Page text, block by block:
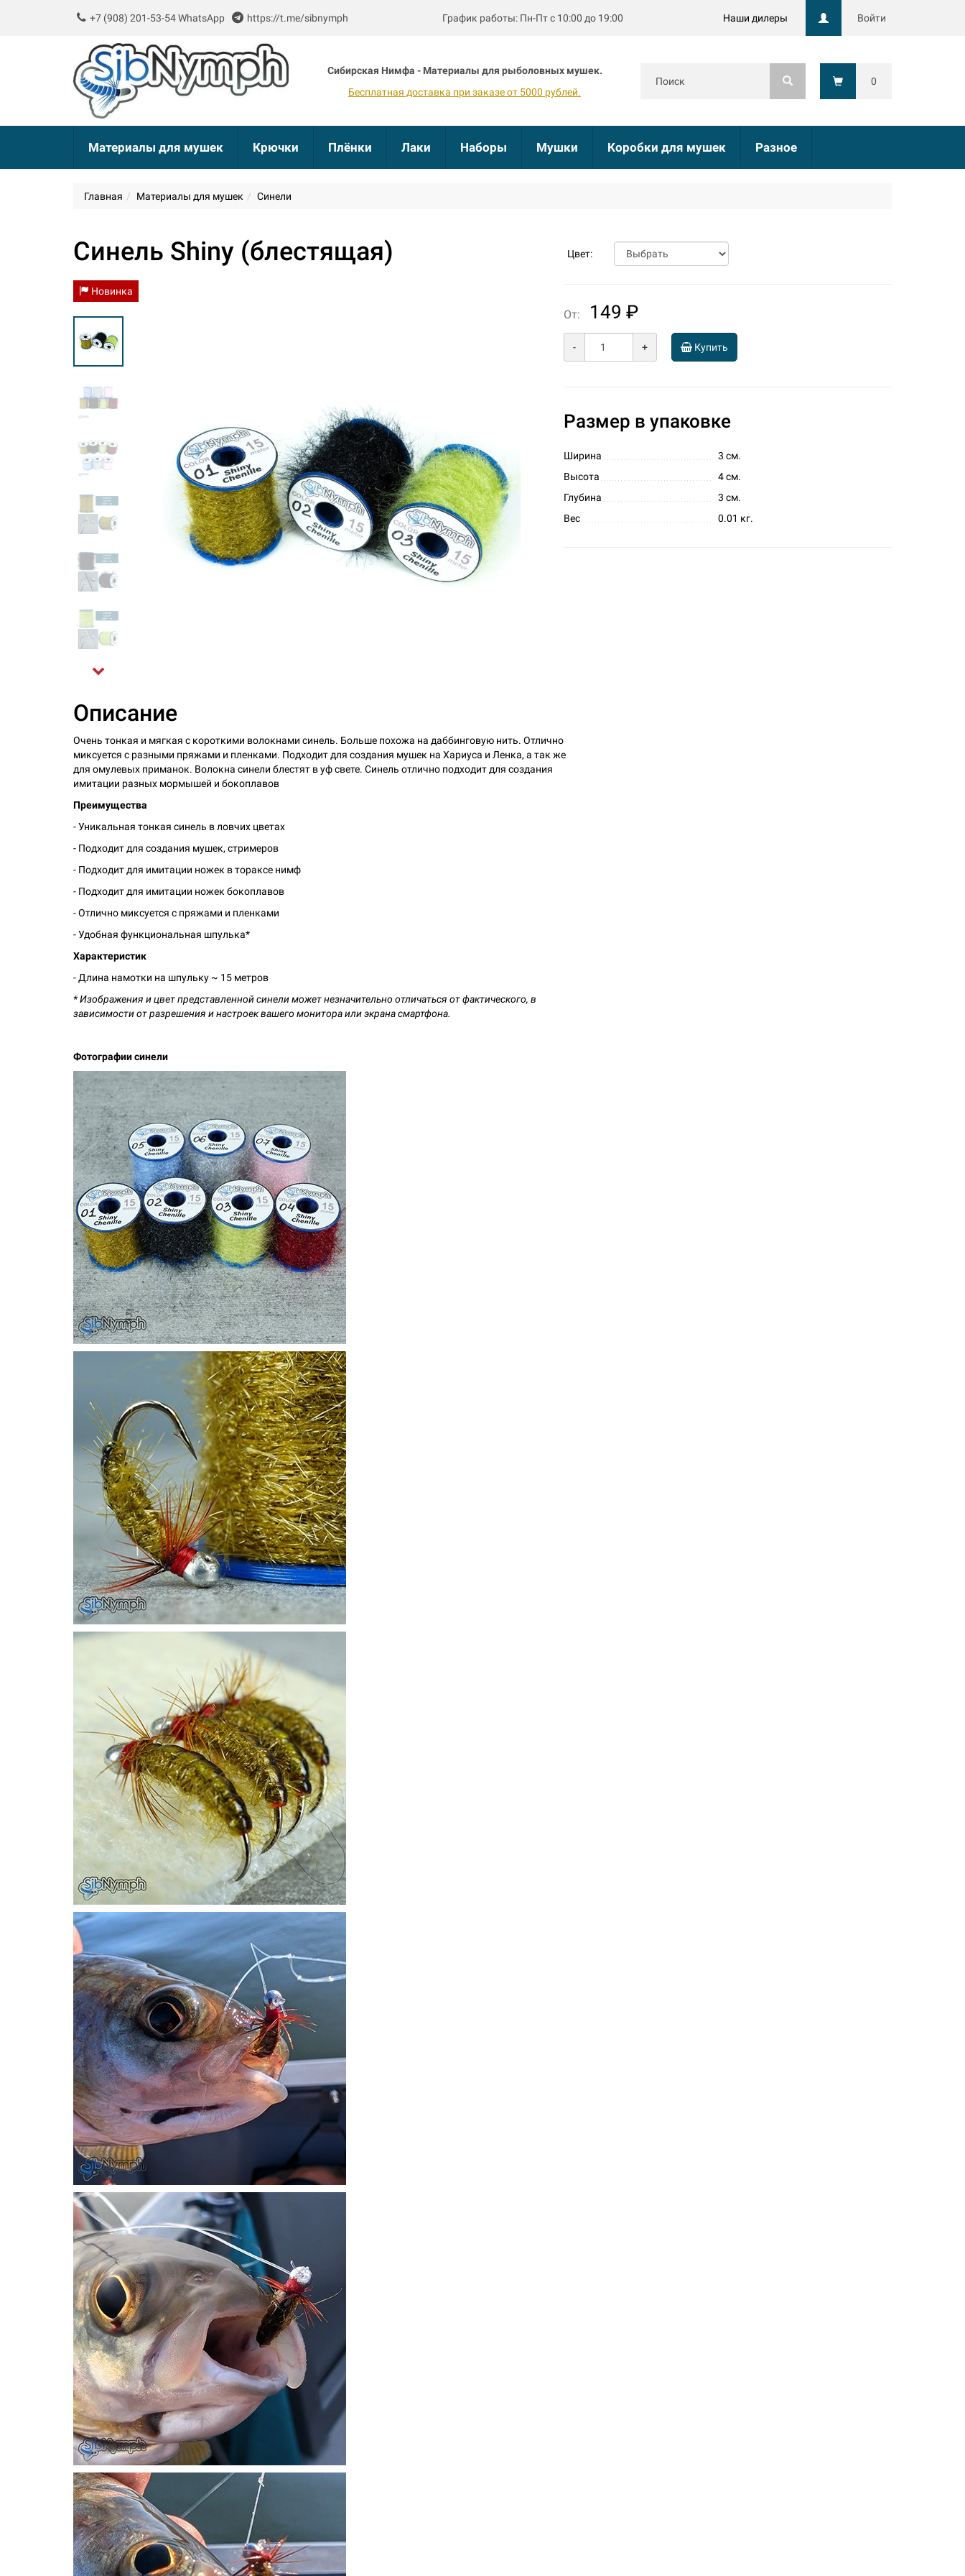
+7 (908) 201-53-54 WhatsApp https://t.me/sibnymph График работы: Пн-Пт с 10:00 до 19:00 Наши дилеры Войти
Сибирская Нимфа - Материалы для рыболовных мушек.
Бесплатная доставка при заказе от 5000 рублей.
0
Материалы для мушек Крючки Плёнки Лаки Наборы Мушки Коробки для мушек Разное
Главная Материалы для мушек Синели
Синель Shiny (блестящая)
Новинка
Цвет:
От: 149 ₽
- + Купить
Размер в упаковке
Ширина
3 см.
Высота
4 см.
Глубина
3 см.
Вес
0.01 кг.
Описание
Очень тонкая и мягкая с короткими волокнами синель. Больше похожа на даббинговую нить. Отлично
миксуется с разными пряжами и пленками. Подходит для создания мушек на Хариуса и Ленка, а так же
для омулевых приманок. Волокна синели блестят в уф свете. Синель отлично подходит для создания
имитации разных мормышей и бокоплавов
Преимущества
- Уникальная тонкая синель в ловчих цветах
- Подходит для создания мушек, стримеров
- Подходит для имитации ножек в тораксе нимф
- Подходит для имитации ножек бокоплавов
- Отлично миксуется с пряжами и пленками
- Удобная функциональная шпулька*
Характеристик
- Длина намотки на шпульку ~ 15 метров
* Изображения и цвет представленной синели может незначительно отличаться от фактического, в
зависимости от разрешения и настроек вашего монитора или экрана смартфона.
Фотографии синели